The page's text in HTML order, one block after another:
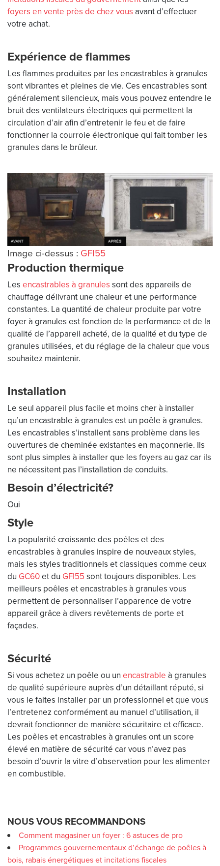
foyers en vente près de chez vous avant d’effectuer
votre achat.
Expérience de flammes
Les flammes produites par les encastrables à granules
sont vibrantes et pleines de vie. Ces encastrables sont
généralement silencieux, mais vous pouvez entendre le
bruit des ventilateurs électriques qui permettent la
circulation d’air afin d’entretenir le feu et de faire
fonctionner la courroie électronique qui fait tomber les
granules dans le brûleur.
Image ci-dessus : GFI55
Production thermique
Les encastrables à granules sont des appareils de
chauffage délivrant une chaleur et une performance
constantes. La quantité de chaleur produite par votre
foyer à granules est fonction de la performance et de la
qualité de l’appareil acheté, de la qualité et du type de
granules utilisées, et du réglage de la chaleur que vous
souhaitez maintenir.
Installation
Le seul appareil plus facile et moins cher à installer
qu’un encastrable à granules est un poêle à granules.
Les encastrables s’installent sans problème dans les
ouvertures de cheminée existantes en maçonnerie. Ils
sont plus simples à installer que les foyers au gaz car ils
ne nécessitent pas l’installation de conduits.
Besoin d’électricité?
Oui
Style
La popularité croissante des poêles et des
encastrables à granules inspire de nouveaux styles,
mais les styles traditionnels et classiques comme ceux
du GC60et du GFI55 sont toujours disponibles. Les
meilleurs poêles et encastrables à granules vous
permettent de personnaliser l’apparence de votre
appareil grâce à divers revêtements de porte et
façades.
Sécurité
Si vous achetez un poêle ou un encastrable à granules
de qualité supérieure auprès d’un détaillant réputé, si
vous le faites installer par un professionnel et que vous
l’entretenez conformément au manuel d’utilisation, il
devrait fonctionner de manière sécuritaire et efficace.
Les poêles et encastrables à granules ont un score
élevé en matière de sécurité car vous n’avez pas
besoin d’ouvrir la vitre d’observation pour les alimenter
en combustible.
NOUS VOUS RECOMMANDONS
Comment magasiner un foyer : 6 astuces de pro
Programmes gouvernementaux d’échange de poêles à
bois, rabais énergétiques et incitations fiscales